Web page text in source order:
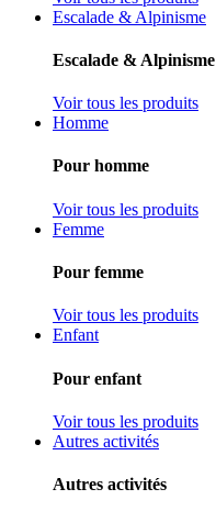
Escalade & Alpinisme
Escalade & Alpinisme
Voir tous les produits
Homme
Pour homme
Voir tous les produits
Femme
Pour femme
Voir tous les produits
Enfant
Pour enfant
Voir tous les produits
Autres activités
Autres activités